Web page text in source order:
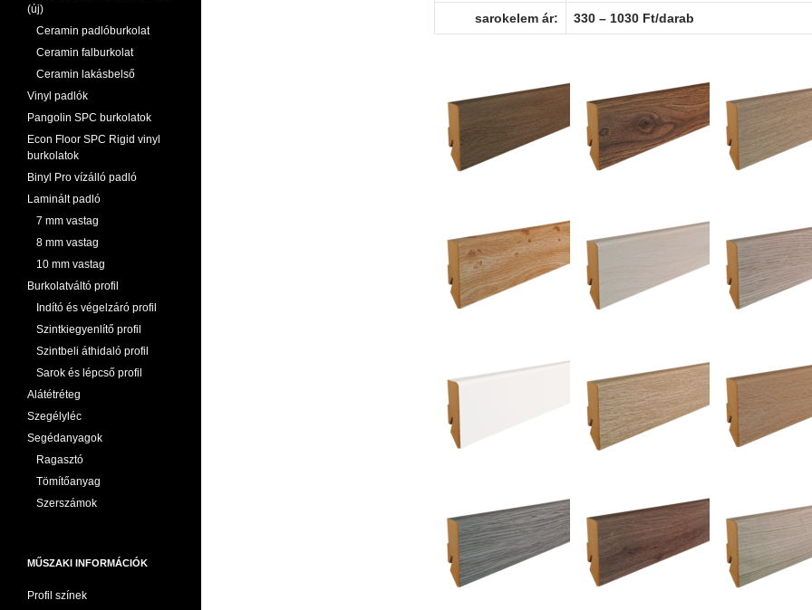
sarokelem ár: 330 – 1030 Ft/darab
(új)
Ceramin padlóburkolat
Ceramin falburkolat
Ceramin lakásbelső
Vinyl padlók
Pangolin SPC burkolatok
Econ Floor SPC Rigid vinyl
burkolatok
Binyl Pro vízálló padló
Laminált padló
7 mm vastag
8 mm vastag
10 mm vastag
Burkolatváltó profil
Indító és végelzáró profil
Szintkiegyenlítő profil
Szintbeli áthidaló profil
Sarok és lépcső profil
Alátétréteg
Szegélyléc
Segédanyagok
Ragasztó
Tömítőanyag
Szerszámok
MŰSZAKI INFORMÁCIÓK
Profil színek